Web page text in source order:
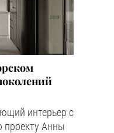
интерьер с
проекту Анны